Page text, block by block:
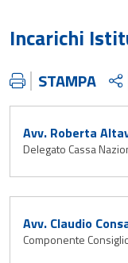
Incarichi
STAMPA
Avv. Roberta
Delegato Cassa
Avv. Claudio
Componente